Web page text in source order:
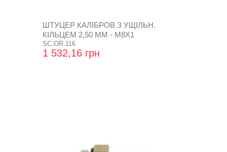
ШТУЦЕР КАЛІБРОВ З УЩІЛЬН.
КІЛЬЦЕМ 2,50 ММ - М8Х1
SC.OR.116
1 532,16 грн